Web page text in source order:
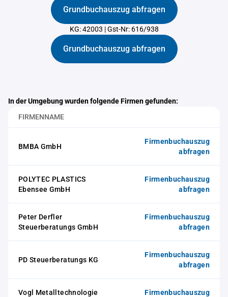
Grundbuchauszug abfragen
KG: 42003 |Gst-Nr: 616/938
Grundbuchauszug abfragen
In der Umgebung wurden folgende Firmen gefunden:
FIRMENNAME
BMBA GmbH
Firmenbuchauszug
abfragen
POLYTEC PLASTICS
Ebensee GmbH
Firmenbuchauszug
abfragen
Peter Derfler
Steuerberatungs GmbH
Firmenbuchauszug
abfragen
PD Steuerberatungs KG
Firmenbuchauszug
abfragen
Vogl Metalltechnologie
Firmenbuchauszug